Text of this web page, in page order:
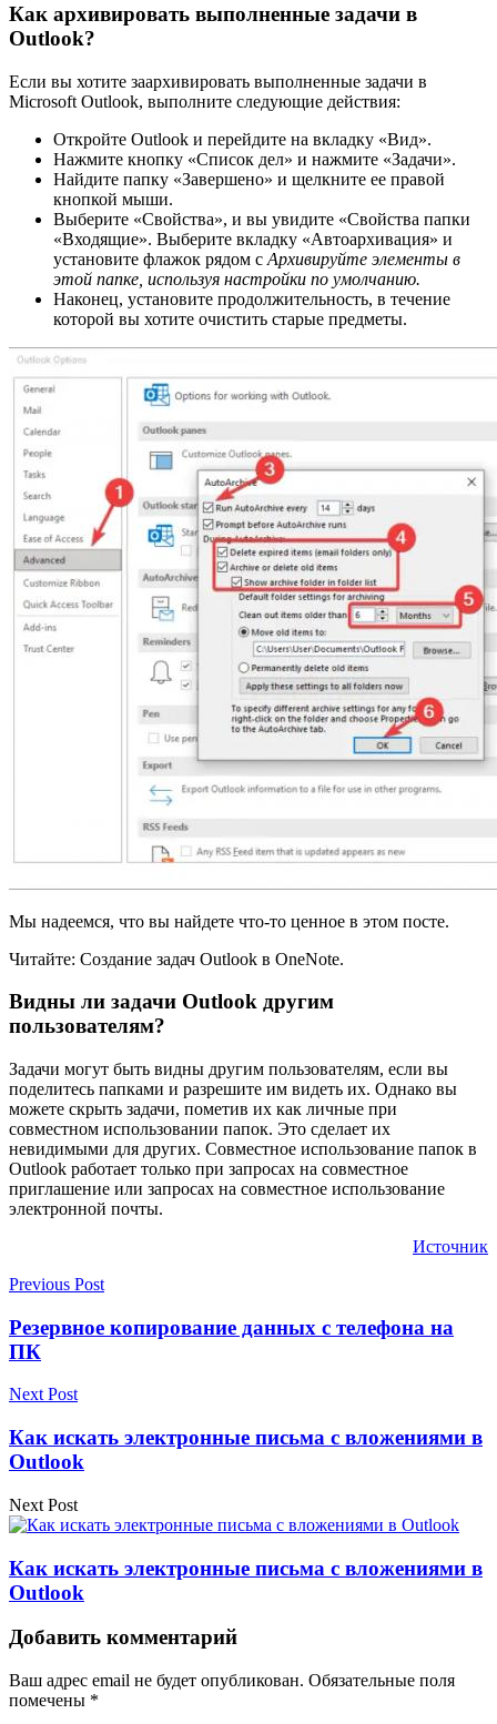
Как архивировать выполненные задачи в
Outlook?
Если вы хотите заархивировать выполненные задачи в
Microsoft Outlook, выполните следующие действия:
Откройте Outlook и перейдите на вкладку «Вид».
Нажмите кнопку «Список дел» и нажмите «Задачи».
Найдите папку «Завершено» и щелкните ее правой
кнопкой мыши.
Выберите «Свойства», и вы увидите «Свойства папки
«Входящие». Выберите вкладку «Автоархивация» и
установите флажок рядом с Архивируйте элементы в
этой папке, используя настройки по умолчанию.
Наконец, установите продолжительность, в течение
которой вы хотите очистить старые предметы.
Мы надеемся, что вы найдете что-то ценное в этом посте.
Читайте: Создание задач Outlook в OneNote.
Видны ли задачи Outlook другим
пользователям?
Задачи могут быть видны другим пользователям, если вы
поделитесь папками и разрешите им видеть их. Однако вы
можете скрыть задачи, пометив их как личные при
совместном использовании папок. Это сделает их
невидимыми для других. Совместное использование папок в
Outlook работает только при запросах на совместное
приглашение или запросах на совместное использование
электронной почты.
Источник
Previous Post
Резервное копирование данных с телефона на
ПК
Next Post
Как искать электронные письма с вложениями в
Outlook
Next Post
Как искать электронные письма с вложениями в
Outlook
Добавить комментарий
Ваш адрес email не будет опубликован. Обязательные поля
помечены *